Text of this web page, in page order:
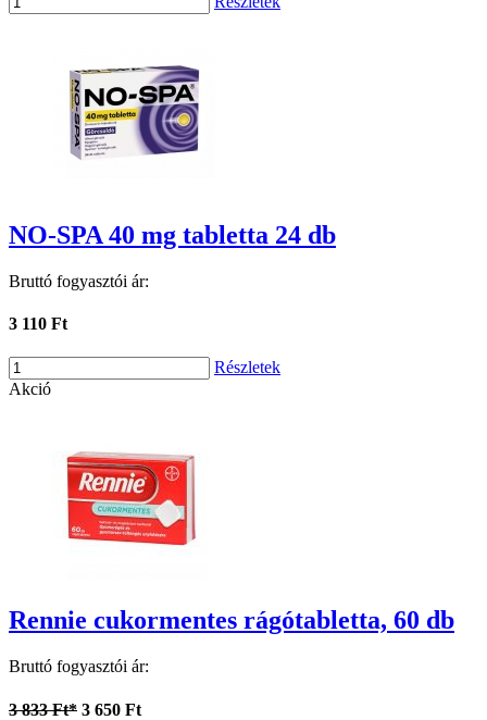
NO-SPA 40 mg tabletta 24 db
Bruttó fogyasztói ár:
3 110 Ft
Részletek
Akció
Rennie cukormentes rágótabletta, 60 db
Bruttó fogyasztói ár:
3 833 Ft* 3 650 Ft